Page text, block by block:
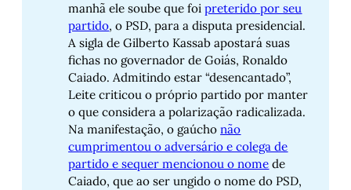
manhã ele soube que foipreterido por seu
partido, o PSD, para a disputa presidencial.
A sigla de Gilberto Kassab apostará suas
fichas no governador de Goiás, Ronaldo
Caiado. Admitindo estar “desencantado”,
Leite criticou o próprio partido por manter
o que considera a polarização radicalizada.
Na manifestação, o gaúchonão
cumprimentou o adversário e colega de
partido e sequer mencionou o nome de
Caiado, que ao ser ungido o nome do PSD,